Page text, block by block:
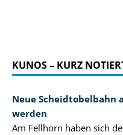
KUNOS – KURZ
Neue Scheidtobelbahn
werden
Am Fellhorn haben sich